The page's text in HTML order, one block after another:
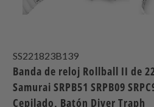
SS221823B139
Banda de reloj Rollball II de
Samurai SRPB51 SRPB09
Cepilado, Batón Diver Traph